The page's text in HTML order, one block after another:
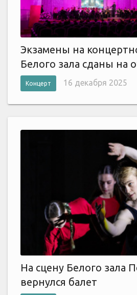
Экзамены на
Белого зала сданы на
Концерт 16 декабря 2025
На сцену Белого зала
вернулся балет